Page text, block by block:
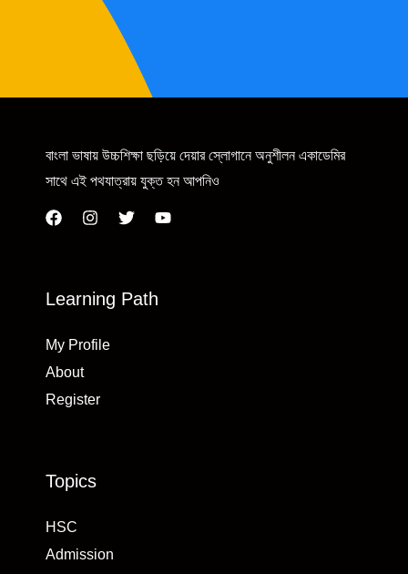
বাংলা ভাষায় উচ্চশিক্ষা ছড়িয়ে দেয়ার স্লোগানে অনুশীলন একাডেমির
সাথে এই পথযাত্রায় যুক্ত হন আপনিও
Learning Path
My Profile
About
Register
Topics
HSC
Admission